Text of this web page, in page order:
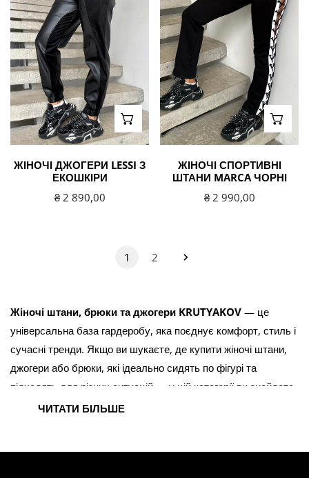
з
екошкіри
ВИБЕРІТЬ ВАРІАНТИ
ЖІНОЧІ ДЖОГЕРИ LESSI З
ЕКОШКІРИ
Звичайна
₴ 2 890,00
Marca
чорні
ЖІНОЧІ СПОРТИВНІ
ШТАНИ MARCA ЧОРНІ
Звичайна
₴ 2 990,00
1 2
Жіночі штани, брюки та джогери KRUTYAKOV — це
універсальна база гардеробу, яка поєднує комфорт, стиль і
сучасні тренди. Якщо ви шукаєте, де купити жіночі штани,
джогери або брюки, які ідеально сидять по фігурі та
підходять для різних ситуацій — у цій категорії ви знайдете
саме те, що потрібно.
повсякденного стилю, спортивні штани для активного життя,
ЧИТАТИ БІЛЬШЕ